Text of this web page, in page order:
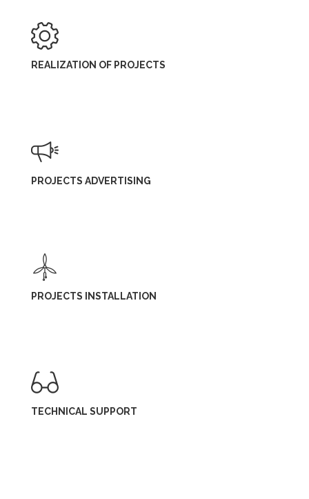
REALIZATION OF PROJECTS
PROJECTS ADVERTISING
PROJECTS INSTALLATION
TECHNICAL SUPPORT